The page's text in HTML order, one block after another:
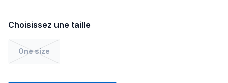
Choisissez une taille
One size